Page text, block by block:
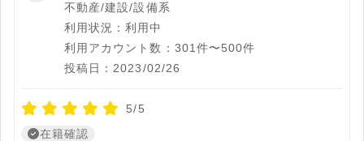
不動産/建設/設備系
利用状況：利用中
利用アカウント数：301件〜500件
投稿日：2023/02/26
5/5
在籍確認